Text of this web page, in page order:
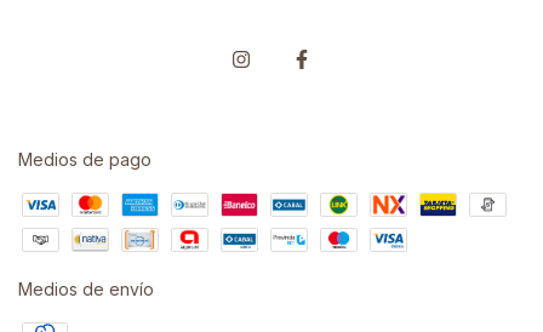
Medios de pago
Medios de envío